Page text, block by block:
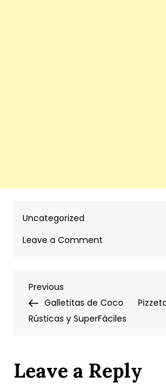
Uncategorized
Leave a Comment
señales
de
antes
de
Post
navigation
Previous
Post
Previous
Galletitas de Coco
Rústicas y SuperFáciles
Leave a Reply